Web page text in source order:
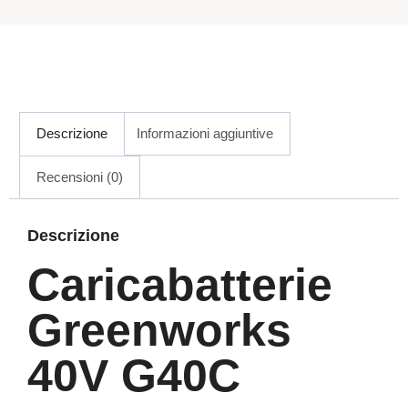
Descrizione Informazioni aggiuntive
Recensioni (0)
Descrizione
Caricabatterie
Greenworks
40V G40C